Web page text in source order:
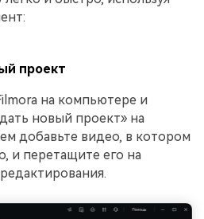
проект
на компьютере и
новый проект» на
добавьте видео, в котором
и перетащите его на